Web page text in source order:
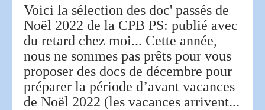
Voici la sélection des doc' passés de
Noël 2022 de la CPB PS: publié avec
du retard chez moi... Cette année,
nous ne sommes pas prêts pour vous
proposer des docs de décembre pour
préparer la période d’avant vacances
de Noël 2022 (les vacances arrivent...